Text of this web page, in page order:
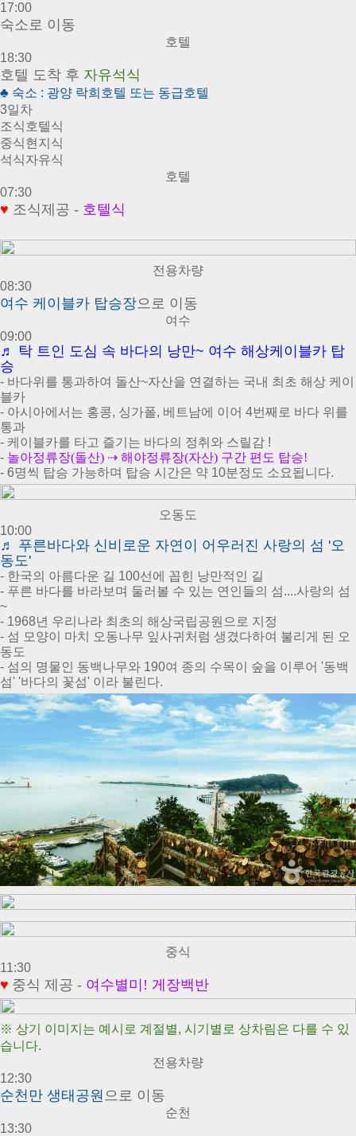
17:00
숙소로 이동
호텔
18:30
호텔 도착 후 자유석식
♣ 숙소 : 광양 락희호텔 또는 동급호텔
3일차
조식 호텔식
중식현지식
석식자유식
호텔
07:30
♥ 조식제공 - 호텔식
전용차량
08:30
여수 케이블카 탑승장으로 이동
여수
09:00
♬ 탁 트인 도심 속 바다의 낭만~ 여수 해상케이블카 탑
승
- 바다위를 통과하여 돌산~자산을 연결하는 국내 최초 해상 케이
블카
- 아시아에서는 홍콩, 싱가폴, 베트남에 이어 4번째로 바다 위를
통과
- 케이블카를 타고 즐기는 바다의 정취와 스릴감 !
- 놀아정류장(돌산) ⇢ 해야정류장(자산) 구간 편도 탑승!
- 6명씩 탑승 가능하며 탑승 시간은 약 10분정도 소요됩니다.
오동도
10:00
♬
푸른바다와 신비로운 자연이 어우러진 사랑의 섬 '오
동도'
- 한국의 아름다운 길 100선에 꼽힌 낭만적인 길
- 푸른 바다를 바라보며 둘러볼 수 있는 연인들의 섬....사랑의 섬
~
- 1968년 우리나라 최초의 해상국립공원으로 지정
- 섬 모양이 마치 오동나무 잎사귀처럼 생겼다하여 불리게 된 오
동도
- 섬의 명물인 동백나무와 190여 종의 수목이 숲을 이루어 '동백
섬' '바다의 꽃섬' 이라 불린다.
중식
11:30
♥ 중식 제공 - 여수별미! 게장백반
※ 상기 이미지는 예시로 계절별, 시기별로 상차림은 다를 수 있
습니다.
전용차량
12:30
순천만 생태공원 으 로 이동
순천
13:30